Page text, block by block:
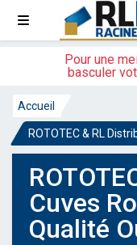
Pour une
basculer
Accueil
ROTOTEC & RL
Cuves
Qualité